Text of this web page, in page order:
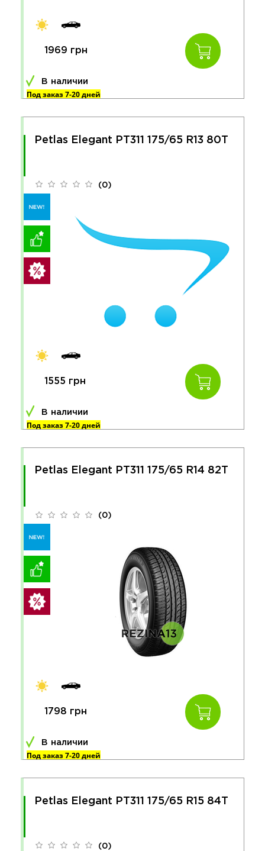
1969 грн
В наличии
Под заказ 7-20 дней
Petlas Elegant PT311 175/65 R13 80T
(0)
1555 грн
В наличии
Под заказ 7-20 дней
Petlas Elegant PT311 175/65 R14 82T
(0)
1798 грн
В наличии
Под заказ 7-20 дней
Petlas Elegant PT311 175/65 R15 84T
(0)